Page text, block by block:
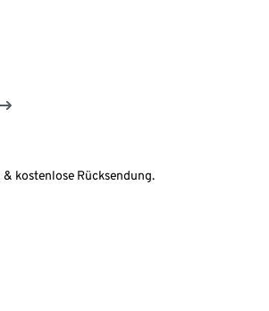
kostenlose Rücksendung.